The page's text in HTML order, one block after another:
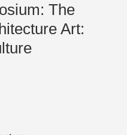
The
Art: